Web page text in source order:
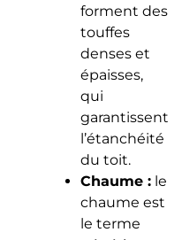
forment des
touffes
denses et
épaisses,
qui
garantissent
l’étanchéité
du toit.
Chaume :le
chaume est
le terme